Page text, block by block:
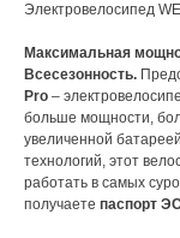
Электровелосипед
Максимальная
Всесезонность.
Pro –
больше мощности,
увеличенной
технологий, этот
работать в самых
получаете паспорт